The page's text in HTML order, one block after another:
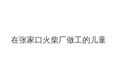
在张家口火柴厂做工的儿童